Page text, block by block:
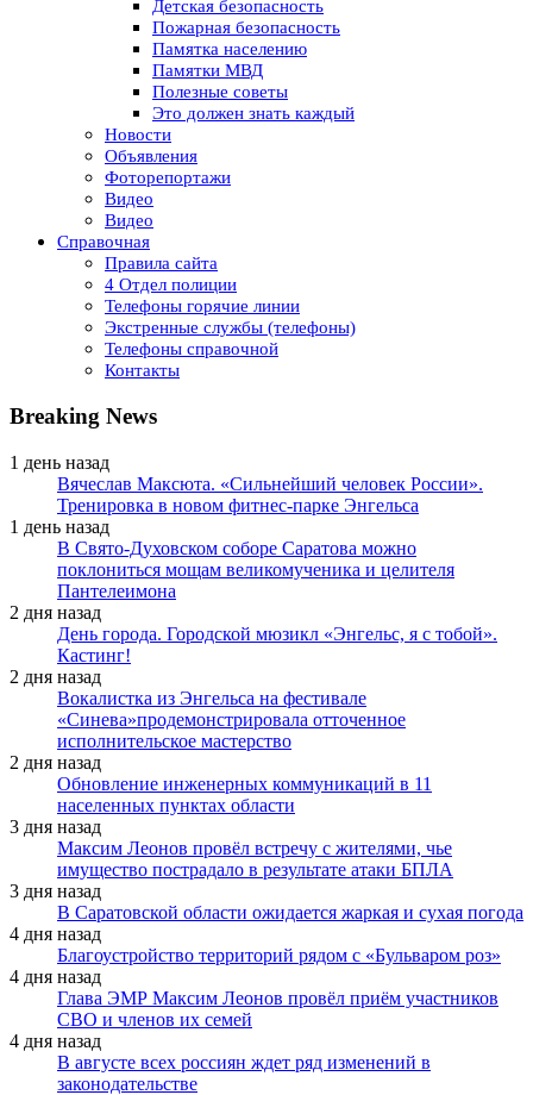
Детская безопасность
Пожарная безопасность
Памятка населению
Памятки МВД
Полезные советы
Это должен знать каждый
Новости
Объявления
Фоторепортажи
Видео
Видео
Справочная
Правила сайта
4 Отдел полиции
Телефоны горячие линии
Экстренные службы (телефоны)
Телефоны справочной
Контакты
Breaking News
1 день назад
Вячеслав Максюта. «Сильнейший человек России».
Тренировка в новом фитнес-парке Энгельса
1 день назад
В Свято-Духовском соборе Саратова можно
поклониться мощам великомученика и целителя
Пантелеимона
2 дня назад
День города. Городской мюзикл «Энгельс, я с тобой».
Кастинг!
2 дня назад
Вокалистка из Энгельса на фестивале
«Синева»продемонстрировала отточенное
исполнительское мастерство
2 дня назад
Обновление инженерных коммуникаций в 11
населенных пунктах области
3 дня назад
Максим Леонов провёл встречу с жителями, чье
имущество пострадало в результате атаки БПЛА
3 дня назад
В Саратовской области ожидается жаркая и сухая погода
4 дня назад
Благоустройство территорий рядом с «Бульваром роз»
4 дня назад
Глава ЭМР Максим Леонов провёл приём участников
СВО и членов их семей
4 дня назад
В августе всех россиян ждет ряд изменений в
законодательстве